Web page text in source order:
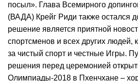
посыл». Глава Всемирного
(ВАДА) Крейг Риди также остался
решение является приятной
спортсменов и всех других людей,
за чистый спорт и честные Игры.
решения перед церемонией
Олимпиады-2018 в Пхенчхане –